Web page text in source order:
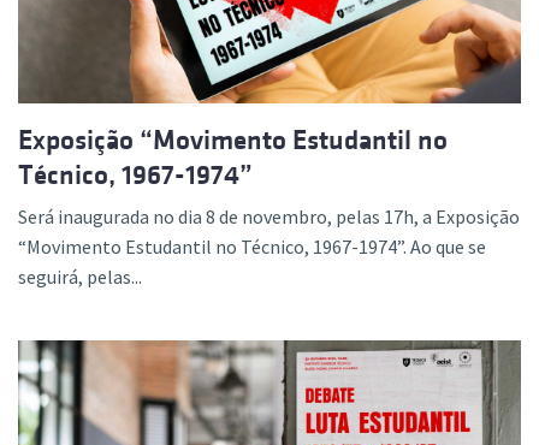
Exposição “Movimento Estudantil no
Técnico, 1967-1974”
Será inaugurada no dia 8 de novembro, pelas 17h, a Exposição
“Movimento Estudantil no Técnico, 1967-1974”. Ao que se
seguirá, pelas...